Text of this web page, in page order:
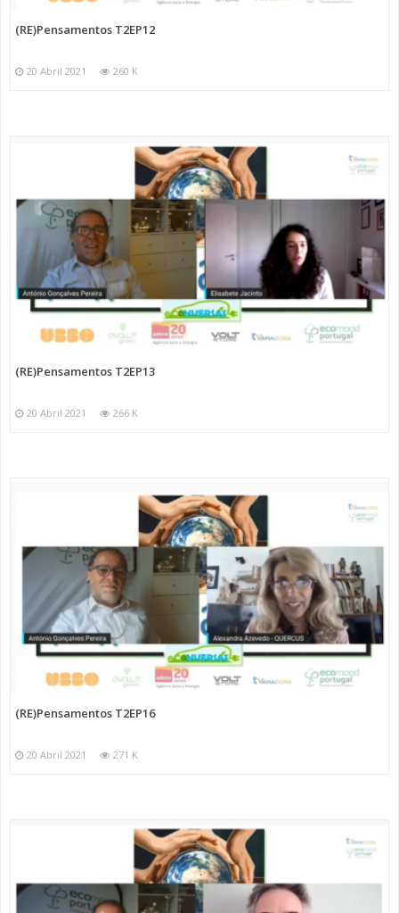
(RE)Pensamentos T2EP12
20 Abril 2021 260 K
(RE)Pensamentos T2EP13
20 Abril 2021 266 K
(RE)Pensamentos T2EP16
20 Abril 2021 271 K